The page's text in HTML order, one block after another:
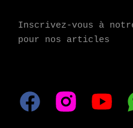
Inscrivez-vous à
pour nos articles